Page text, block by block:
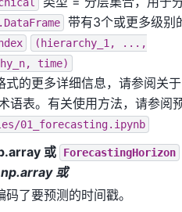
带有3个或更多级别
(hierarchy_1,
...,
time)
式的更多详细信息，请参阅关于
语表。有关使用方法，请参阅
01_forecasting.ipynb
或 ForecastingHorizon
或
了要预测的时间戳。